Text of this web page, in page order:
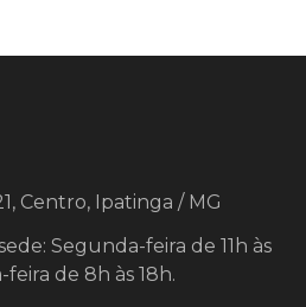
Centro, Ipatinga / MG
Segunda-feira de 11h às
de 8h às 18h.